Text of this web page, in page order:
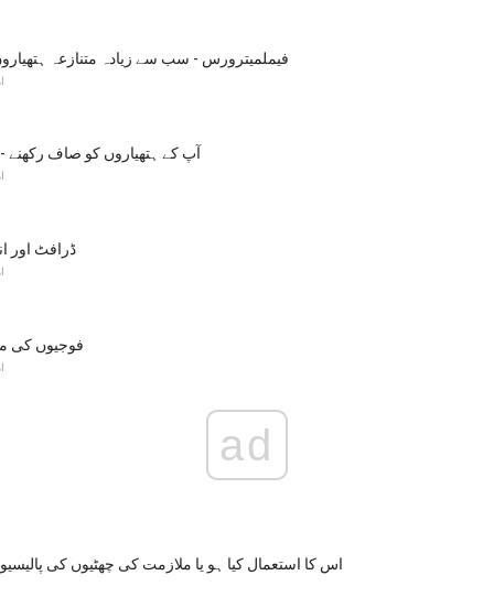
فیملمیترورس - سب سے زیادہ متنازعہ
آپ کے ہتھیاروں کو صاف
ڈرافٹ اور
فوجیوں کی
ad
اس کا استعمال کیا ہو یا ملازمت کی چھٹیوں کی